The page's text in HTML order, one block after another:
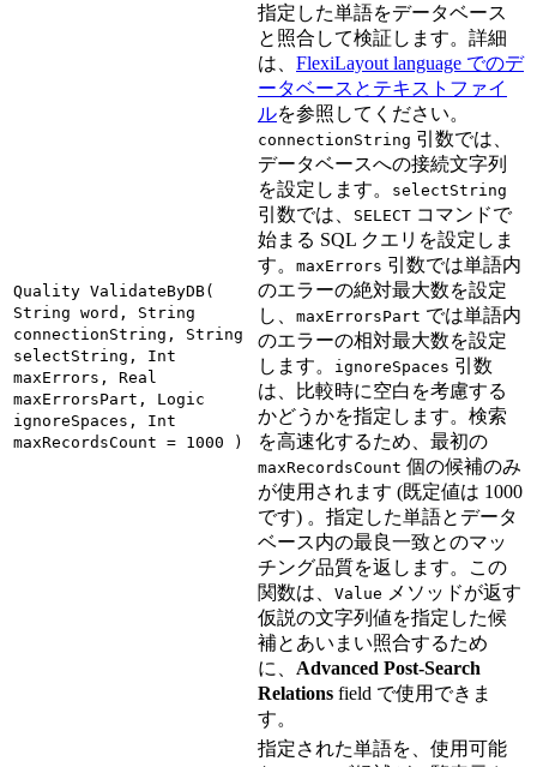
Quality ValidateByDB(
String word, String
connectionString, String
selectString, Int
maxErrors, Real
maxErrorsPart, Logic
ignoreSpaces, Int
maxRecordsCount = 1000 )
指定した単語をデータベース
と照合して検証します。詳細
は、 FlexiLayout language でのデ
ータベースとテキストファイ
ルを参照してください。
connectionString 引数では、
データベースへの接続文字列
を設定します。
selectString
引数では、 SELECT コマンドで
始まる SQL クエリを設定しま
す。 maxErrors 引数では単語内
のエラーの絶対最大数を設定
し、 maxErrorsPart では単語内
のエラーの相対最大数を設定
します。
ignoreSpaces 引数
は、比較時に空白を考慮する
かどうかを指定します。検索
を高速化するため、最初の
maxRecordsCount 個の候補のみ
が使用されます (既定値は 1000
です) 。指定した単語とデータ
ベース内の最良一致とのマッ
チング品質を返します。この
関数は、 Value メソッドが返す
仮説の文字列値を指定した候
補とあいまい照合するため
に、 Advanced Post-Search
Relations field で使用できま
す。
指定された単語を、使用可能